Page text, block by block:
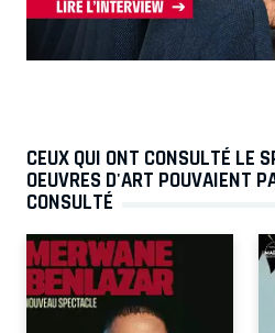
CEUX QUI ONT CONSULTÉ LE
OEUVRES D'ART POUVAIENT
CONSULTÉ